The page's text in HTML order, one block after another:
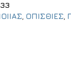
ΟΠΙΣΘΙΕΣ